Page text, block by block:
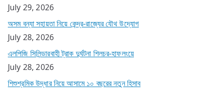
July 29, 2026
অসম বন্যা সহায়তা নিয়ে কেন্দ্র-রাজ্যের যৌথ উদ্যোগ
July 28, 2026
এলপিজি সিলিন্ডারবাহী ট্রাক দুর্ঘটনা শিলচর-হাফলংয়ে
July 28, 2026
শিশুশ্রমিক উদ্ধার নিয়ে আসামে ১০ বছরের নতুন হিসাব